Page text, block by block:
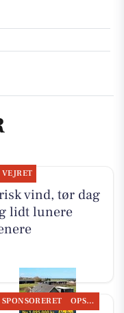
VEJRET
vind, tør dag
lidt lunere
SPONSORERET OPSLAGSTAVLEN